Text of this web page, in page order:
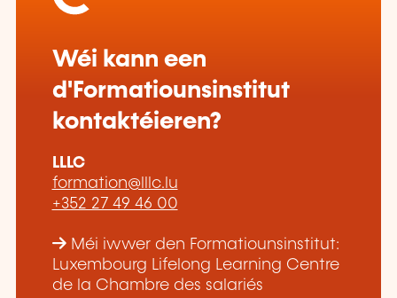
Wéi kann een
d'Formatiounsinstitut
kontaktéieren?
LLLC
formation@lllc.lu
+352 27 49 46 00
Méi iwwer den Formatiounsinstitut:
Luxembourg Lifelong Learning Centre
de la Chambre des salariés